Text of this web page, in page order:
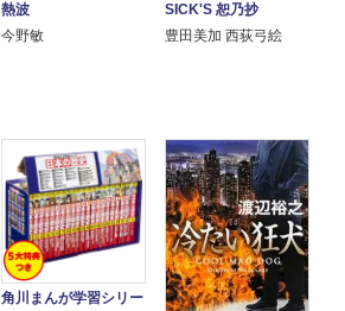
熱波
今野敏
SICK'S 恕乃抄
豊田美加 西荻弓絵
角川まんが学習シリー